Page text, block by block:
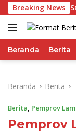
Langsung
ke
konten
Breaking News
IHSG
Beranda Berita
Beranda Berita
Berita, Pemprov
Pemprov